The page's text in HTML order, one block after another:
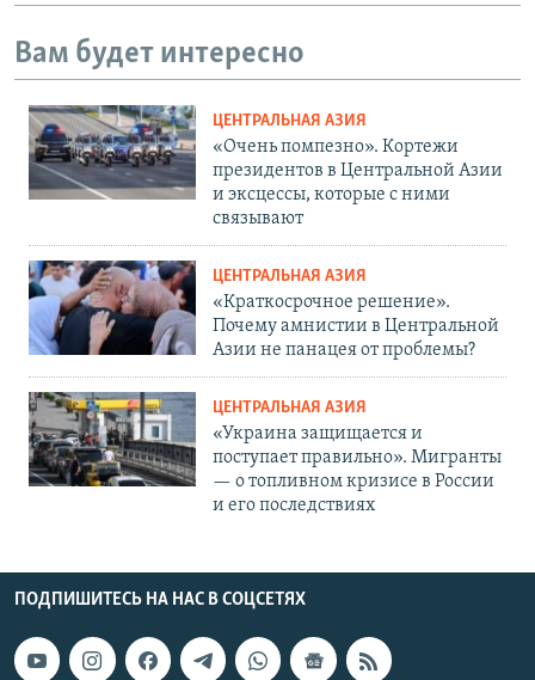
Вам будет интересно
ЦЕНТРАЛЬНАЯ АЗИЯ
«Очень помпезно». Кортежи
президентов в Центральной Азии
и эксцессы, которые с ними
связывают
ЦЕНТРАЛЬНАЯ АЗИЯ
«Краткосрочное решение».
Почему амнистии в Центральной
Азии не панацея от проблемы?
ЦЕНТРАЛЬНАЯ АЗИЯ
«Украина защищается и
поступает правильно». Мигранты
— о топливном кризисе в России
и его последствиях
ПОДПИШИТЕСЬ НА НАС В СОЦСЕТЯХ